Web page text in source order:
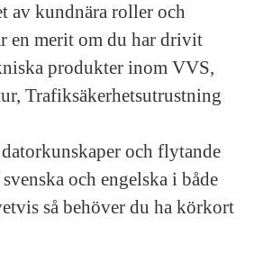
av kundnära roller och
en merit om du har drivit
produkter inom VVS,
Trafiksäkerhetsutrustning
och flytande
och engelska i både
så behöver du ha körkort